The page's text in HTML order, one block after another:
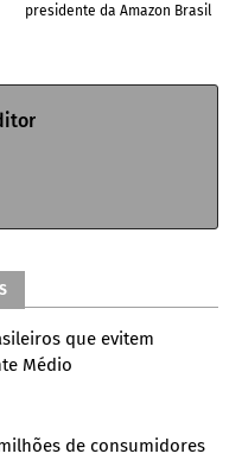
presidente da Amazon Brasil
que evitem
Médio
de consumidores